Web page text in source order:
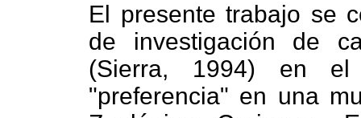
El presente trabajo se
de investigación de
(Sierra, 1994) en
"preferencia" en una